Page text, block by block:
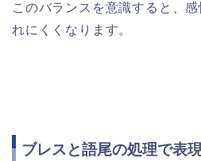
このバランスを意識すると、
れにくくなります。
ブレスと語尾の処理で表